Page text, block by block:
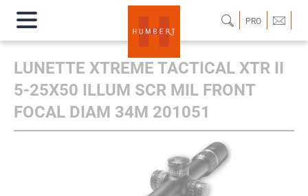
PRO
LUNETTE XTREME TACTICAL XTR II
5-25X50 ILLUM SCR MIL FRONT
FOCAL DIAM 34M 201051